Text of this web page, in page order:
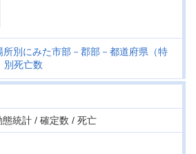
所別にみた市部－郡部－都道府県（特
別死亡数
統計 / 確定数 / 死亡